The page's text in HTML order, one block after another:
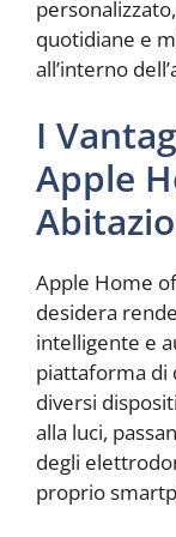
quotidiane e
all’interno
I
Apple
Apple Home
desidera
intelligente e
piattaforma di
diversi
alla luci,
degli
proprio